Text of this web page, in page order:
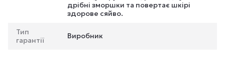
дрібні зморшки та повертає шкірі
здорове сяйво.
Тип
гарантії
Виробник